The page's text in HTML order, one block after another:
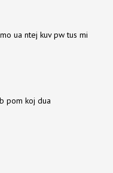
ua ntej kuv pw tus mi
pom koj dua